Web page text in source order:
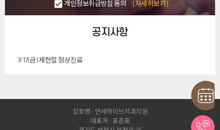
공지사항
7/17(금) 제헌절 정상진료
개인정보취급방침 동의 [자세히보기]
상호명 : 연세하이브치과의원
대표자 : 표준표